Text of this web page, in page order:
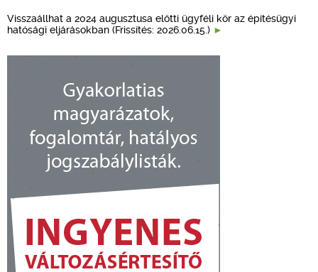
Visszaállhat a 2024 augusztusa előtti ügyféli kör az építésügyi
hatósági eljárásokban (Frissítés: 2026.06.15.)